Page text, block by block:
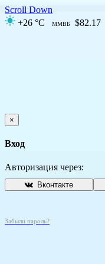
Scroll Down
+26 °C
ММВБ $82.17
×
Вход
Авторизация через:
Вконтакте
Забыли пароль?